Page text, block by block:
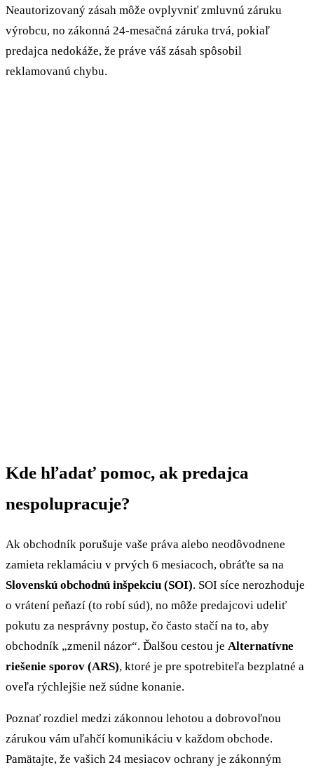
Neautorizovaný zásah môže ovplyvniť zmluvnú záruku
výrobcu, no zákonná 24-mesačná záruka trvá, pokiaľ
predajca nedokáže, že práve váš zásah spôsobil
reklamovanú chybu.
Kde hľadať pomoc, ak predajca
nespolupracuje?
Ak obchodník porušuje vaše práva alebo neodôvodnene
zamieta reklamáciu v prvých 6 mesiacoch, obráťte sa na
Slovenskú obchodnú inšpekciu (SOI). SOI síce nerozhoduje
o vrátení peňazí (to robí súd), no môže predajcovi udeliť
pokutu za nesprávny postup, čo často stačí na to, aby
obchodník „zmenil názor“. Ďalšou cestou je Alternatívne
riešenie sporov (ARS), ktoré je pre spotrebiteľa bezplatné a
oveľa rýchlejšie než súdne konanie.
Poznať rozdiel medzi zákonnou lehotou a dobrovoľnou
zárukou vám uľahčí komunikáciu v každom obchode.
Pamätajte, že vašich 24 mesiacov ochrany je zákonným